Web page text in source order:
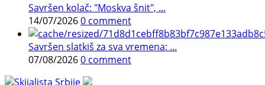
Savršen kolač: "Moskva šnit", ...
14/07/20260 comment
Savršen slatkiš za sva vremena: ...
07/08/20260 comment